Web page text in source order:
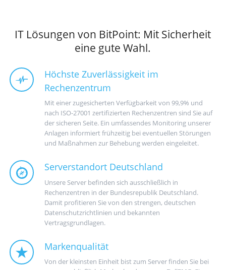
IT Lösungen von BitPoint: Mit Sicherheit
eine gute Wahl.
Höchste Zuverlässigkeit im
Rechenzentrum
Mit einer zugesicherten Verfügbarkeit von 99,9% und
nach ISO-27001 zertifizierten Rechenzentren sind Sie auf
der sicheren Seite. Ein umfassendes Monitoring unserer
Anlagen informiert frühzeitig bei eventuellen Störungen
und Maßnahmen zur Behebung werden eingeleitet.
Serverstandort Deutschland
Unsere Server befinden sich ausschließlich in
Rechenzentren in der Bundesrepublik Deutschland.
Damit profitieren Sie von den strengen, deutschen
Datenschutzrichtlinien und bekannten
Vertragsgrundlagen.
Markenqualität
Von der kleinsten Einheit bist zum Server finden Sie bei